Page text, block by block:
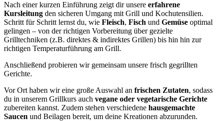
Nach einer kurzen Einführung zeigt dir unsere erfahrene
Kursleitung den sicheren Umgang mit Grill und Kochutensilien.
Schritt für Schritt lernst du, wie Fleisch, Fisch und Gemüse optimal
gelingen – von der richtigen Vorbereitung über gezielte
Grilltechniken (z.B. direktes & indirektes Grillen) bis hin hin zur
richtigen Temperaturführung am Grill.
Anschließend probieren wir gemeinsam unsere frisch gegrillten
Gerichte.
Vor Ort haben wir eine große Auswahl an frischen Zutaten, sodass
du in unserem Grillkurs auch vegane oder vegetarische Gerichte
zubereiten kannst. Zudem stehen verschiedene hausgemachte
Saucen und Beilagen bereit, um deine Kreationen abzurunden.